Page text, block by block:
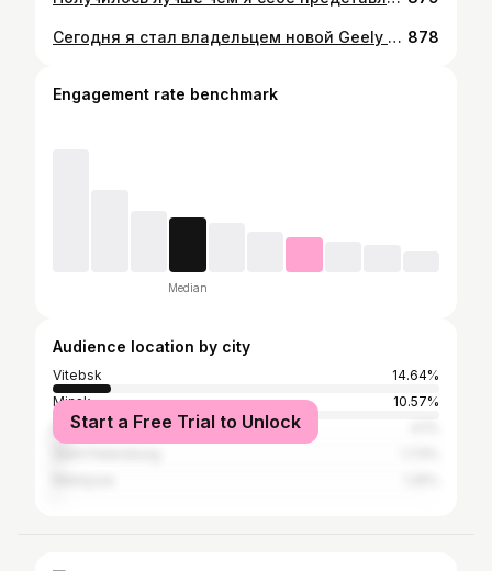
Сегодня я стал владельцем новой Geely Tugella 🔥 Спасибо всему коллективу @vitautocity_by за ваш профессиональный подход❤️ 878
Engagement rate benchmark
Median
Audience location by city
Vitebsk
14.64%
Minsk
10.57%
Moscow
Start a Free Trial to Unlock